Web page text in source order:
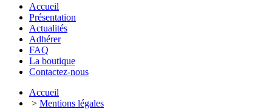
Accueil
Présentation
Actualités
Adhérer
FAQ
La boutique
Contactez-nous
Accueil
> Mentions légales